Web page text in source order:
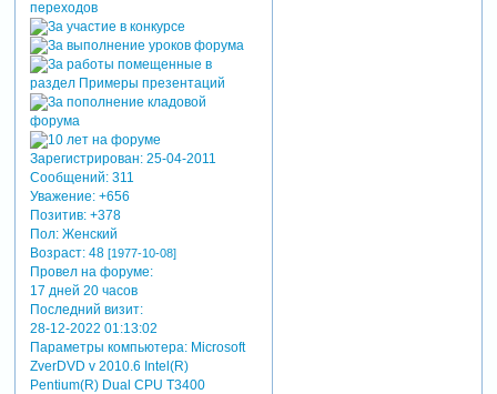
Зарегистрирован: 25-04-2011
Сообщений:311
Уважение: +656
Позитив: +378
Пол:Женский
Возраст:48 [1977-10-08]
Провел на форуме:
17 дней 20 часов
Последний визит:
28-12-2022 01:13:02
Параметры компьютера:Microsoft
ZverDVD v 2010.6 Intel(R)
Pentium(R) Dual CPU T3400